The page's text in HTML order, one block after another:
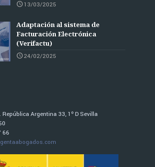
13/03/2025
Adaptación al sistema de
Facturación Electrónica
(Verifactu)
24/02/2025
República Argentina 33, 1º D Sevilla
66